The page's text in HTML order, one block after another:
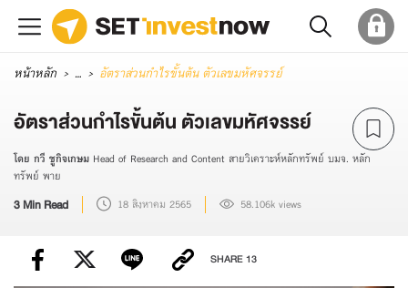
หน้าหลัก ... อัตราส่วนกำไรขั้นต้น ตัวเลขมหัศจรรย์
อัตราส่วนกำไรขั้นต้น ตัวเลขมหัศจรรย์
โดย กวี ชูกิจเกษม Head of Research and Content สายวิเคราะห์หลักทรัพย์ บมจ. หลัก
ทรัพย์ พาย
3 Min Read 18 สิงหาคม 2565 58.106k views
SHARE13